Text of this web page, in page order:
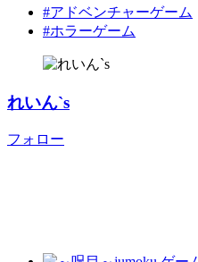
#アドベンチャーゲーム
#ホラーゲーム
れいん`s
フォロー